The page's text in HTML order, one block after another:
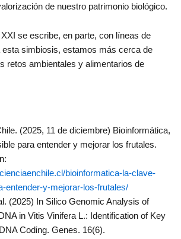
de nuestro patrimonio biológico.
se escribe, en parte, con líneas de
esta simbiosis, estamos más cerca de
retos ambientales y alimentarios de
(2025, 11 de diciembre) Bioinformática,
para entender y mejorar los frutales.
bioinformatica-la-clave-
entender-y-mejorar-los-frutales/
(2025) In Silico Genomic Analysis of
in Vitis Vinifera L.: Identification of Key
Coding. Genes. 16(6).